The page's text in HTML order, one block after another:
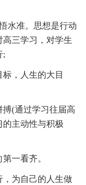
准。思想是行动
三学习，对学生
;
，人生的大目
(通过学习往届高
主动性与积极
一看齐。
为自己的人生做